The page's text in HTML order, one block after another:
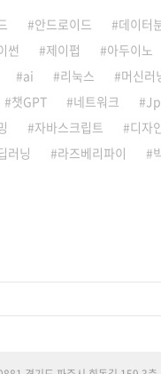
안드로이드
데이터
썬 제이펍 아두이노
ai 리눅스 머신러
챗GPT 네트워크
자바스크립트 디자
러닝 라즈베리파이